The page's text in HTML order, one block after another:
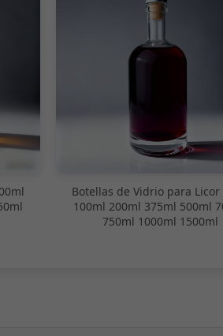
Botellas de Vidrio para Licor
100ml 200ml 375ml 500ml
750ml 1000ml 1500ml